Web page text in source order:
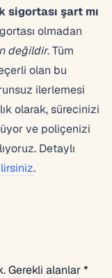
sigortası şart mı
olmadan
değildir. Tüm
olan bu
ilerlemesi
olarak, sürecinizi
ve poliçenizi
Detaylı
.
Gerekli alanlar*